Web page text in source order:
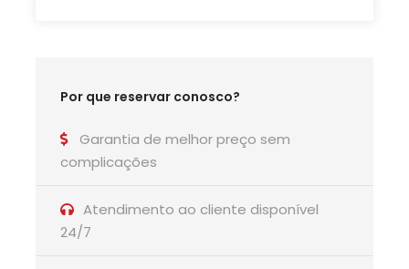
Por que reservar conosco?
Garantia de melhor preço sem
complicações
Atendimento ao cliente disponível
24/7